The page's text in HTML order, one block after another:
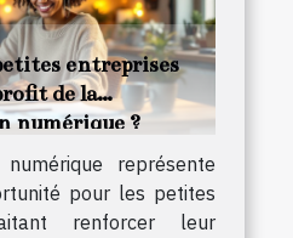
entreprises
de la
numérique ?
représente
pour les petites
renforcer leur